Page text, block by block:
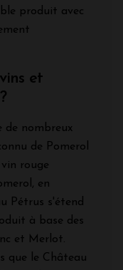
produit avec
et
de nombreux
de Pomerol
rouge
en
Pétrus s'étend
à base des
et Merlot.
que le Château